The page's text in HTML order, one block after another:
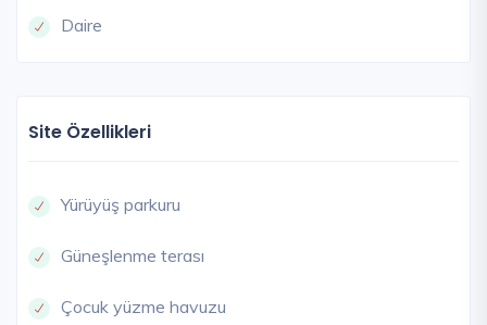
Daire
Site Özellikleri
Yürüyüş parkuru
Güneşlenme terası
Çocuk yüzme havuzu